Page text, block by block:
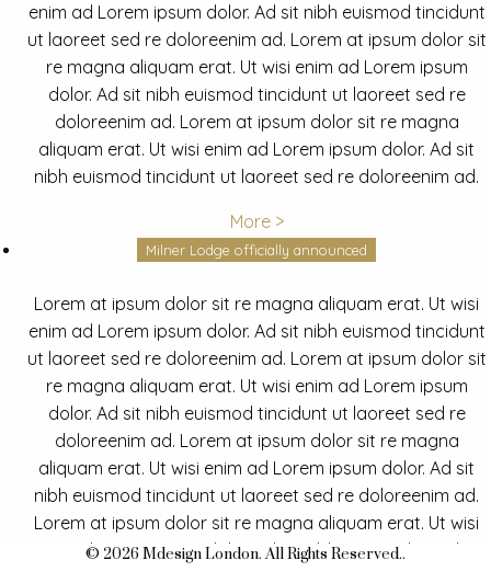
enim ad Lorem ipsum dolor. Ad sit nibh euismod tincidunt
ut laoreet sed re doloreenim ad. Lorem at ipsum dolor sit
re magna aliquam erat. Ut wisi enim ad Lorem ipsum
dolor. Ad sit nibh euismod tincidunt ut laoreet sed re
doloreenim ad. Lorem at ipsum dolor sit re magna
aliquam erat. Ut wisi enim ad Lorem ipsum dolor. Ad sit
nibh euismod tincidunt ut laoreet sed re doloreenim ad.
More >
Milner Lodge officially announced
Lorem at ipsum dolor sit re magna aliquam erat. Ut wisi
enim ad Lorem ipsum dolor. Ad sit nibh euismod tincidunt
ut laoreet sed re doloreenim ad. Lorem at ipsum dolor sit
re magna aliquam erat. Ut wisi enim ad Lorem ipsum
dolor. Ad sit nibh euismod tincidunt ut laoreet sed re
doloreenim ad. Lorem at ipsum dolor sit re magna
aliquam erat. Ut wisi enim ad Lorem ipsum dolor. Ad sit
nibh euismod tincidunt ut laoreet sed re doloreenim ad.
Lorem at ipsum dolor sit re magna aliquam erat. Ut wisi
enim ad Lorem ipsum dolor. Ad sit nibh euismod tincidunt
© 2026 Mdesign London. All Rights Reserved..